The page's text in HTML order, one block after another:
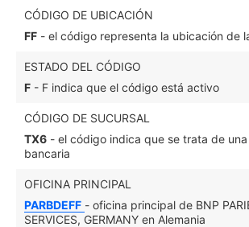
CÓDIGO DE UBICACIÓN
FF - el código representa la ubicación de
ESTADO DEL CÓDIGO
F - F indica que el código está activo
CÓDIGO DE SUCURSAL
TX6 - el código indica que se trata de
bancaria
OFICINA PRINCIPAL
PARBDEFF - oficina principal de BNP
SERVICES, GERMANY en Alemania